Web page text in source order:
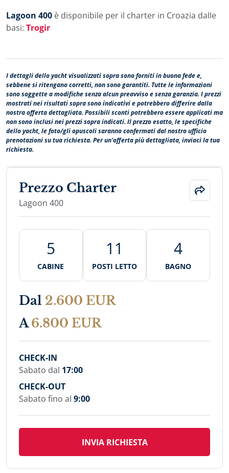
Lagoon 400 è disponibile per il charter in Croazia dalle
basi: Trogir
I dettagli dello yacht visualizzati sopra sono forniti in buona fede e,
sebbene si ritengano corretti, non sono garantiti. Tutte le informazioni
sono soggette a modifiche senza alcun preavviso e senza garanzia. I prezzi
mostrati nei risultati sopra sono indicativi e potrebbero differire dalla
nostra offerta dettagliata. Possibili sconti potrebbero essere applicati ma
non sono inclusi nei prezzi sopra indicati. Il prezzo esatto, le specifiche
dello yacht, le foto/gli opuscoli saranno confermati dal nostro ufficio
prenotazioni su tua richiesta. Per un'offerta più dettagliata, inviaci la tua
richiesta.
Prezzo Charter
Lagoon 400
5
CABINE
11
POSTI LETTO
4
BAGNO
Dal 2.600 EUR
A 6.800 EUR
CHECK-IN
Sabato dal 17:00
CHECK-OUT
Sabato fino al 9:00
INVIA RICHIESTA